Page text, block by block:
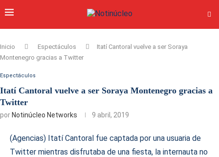
Inicio Espectáculos
Itatí Cantoral vuelve a ser Soraya
Montenegro gracias a Twitter
Espectáculos
Itatí Cantoral vuelve a ser Soraya Montenegro gracias a
Twitter
por Notinúcleo Networks 9 abril, 2019
(Agencias) Itatí Cantoral fue captada por una usuaria de
Twitter mientras disfrutaba de una fiesta, la internauta no